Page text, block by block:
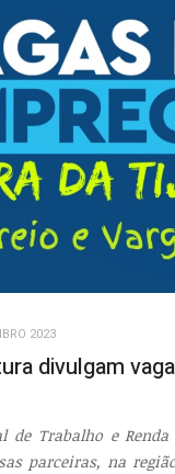
2023
divulgam
de Trabalho e
parceiras, na